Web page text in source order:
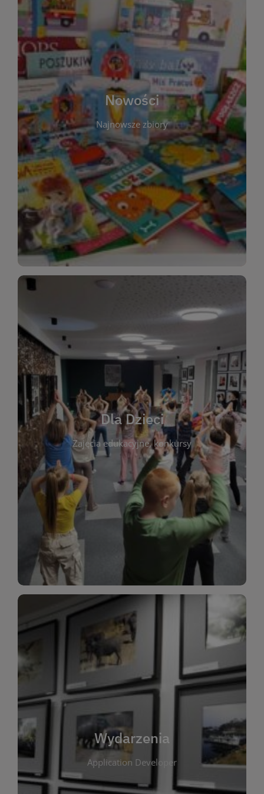
Nowości
Najnowsze zbiory
W tej sekcji prezentujemy najnowsze książki,
audiobooki oraz filmy, które właśnie trafiły do
zbiorów Miejskiej Biblioteki Publicznej w
Starachowicach. Regularnie aktualizujemy listę,
aby Czytelnicy mogli na bieżąco odkrywać świeże
tytuły i najciekawsze premiery wydawnicze. Każda
pozycja opatrzona jest krótkim opisem i
informacją o dostępności w katalogu. Zachęcamy
do częstych odwiedzin – nowości pojawiają się
niemal każdego tygodnia! Dzięki tej zakładce
zawsze będziesz wiedzieć, co warto przeczytać
jako pierwsze.
WIĘCEJ
Dla Dzieci
Zajęcia edukacyjne, konkursy
Dla Dzieci
To miejsce stworzone z myślą o najmłodszych
czytelnikach i ich rodzicach. Znajdziesz tu
informacje o zajęciach edukacyjnych, konkursach
plastycznych i spotkaniach z autorami książek dla
dzieci. Biblioteka oferuje bogaty wybór bajek,
opowiadań i lektur szkolnych, a także przyjazny
kącik do wspólnego czytania. Pragniemy
rozbudzać miłość do książek od najmłodszych lat.
Zapraszamy do wspólnej zabawy i odkrywania
świata literatury!
WIĘCEJ
Wydarzenia
Application Developer
Wydarzenia
W tej zakładce publikujemy informacje o
wszystkich wydarzeniach organizowanych przez
bibliotekę. Znajdziesz tu zapowiedzi spotkań
autorskich, warsztatów, prelekcji i zajęć
tematycznych dla różnych grup wiekowych. Każde
wydarzenie ma na celu promowanie kultury
czytelniczej oraz integrację społeczności lokalnej.
Dzięki kalendarzowi wydarzeń możesz łatwo